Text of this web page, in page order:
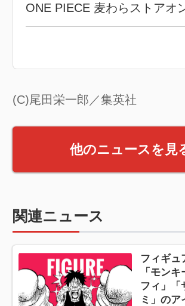
ONE PIECE 麦わらストアオ
(C)尾田栄一郎／集英社
他のニュースを見
関連ニュース
フィギュ
「モン
フィ」「
ミ」のア